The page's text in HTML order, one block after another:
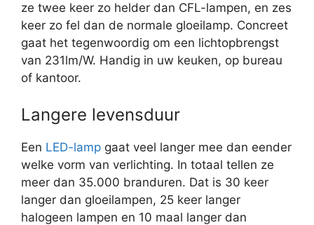
ze twee keer zo helder dan CFL-lampen, en zes
keer zo fel dan de normale gloeilamp. Concreet
gaat het tegenwoordig om een lichtopbrengst
van 231lm/W. Handig in uw keuken, op bureau
of kantoor.
Langere levensduur
Een LED-lamp gaat veel langer mee dan eender
welke vorm van verlichting. In totaal tellen ze
meer dan 35.000 branduren. Dat is 30 keer
langer dan gloeilampen, 25 keer langer
halogeen lampen en 10 maal langer dan